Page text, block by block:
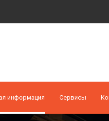
информация Cервисы